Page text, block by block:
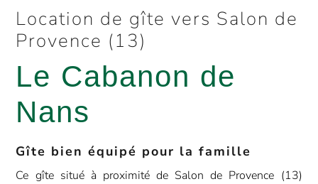
Location de gîte vers Salon de
Provence (13)
Le Cabanon de
Nans
Gîte bien équipé pour la famille
Ce gîte situé à proximité de Salon de Provence (13)